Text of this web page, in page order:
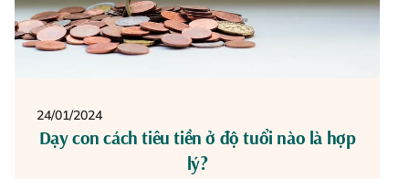
24/01/2024
Dạy con cách tiêu tiền ở độ tuổi nào là hợp
lý?